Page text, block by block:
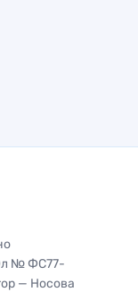
№ ФС77-
— Носова